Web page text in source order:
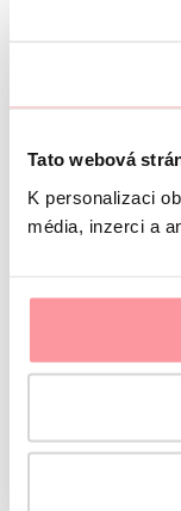
Tato webová
K personalizaci
média, inzerci a